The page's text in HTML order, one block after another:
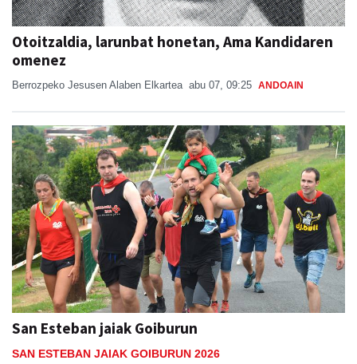
Otoitzaldia, larunbat honetan, Ama Kandidaren
omenez
Berrozpeko Jesusen Alaben Elkartea abu 07, 09:25 ANDOAIN
San Esteban jaiak Goiburun
SAN ESTEBAN JAIAK GOIBURUN 2026